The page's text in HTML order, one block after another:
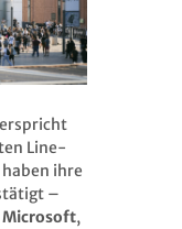
Line-
ihre
–
Microsoft,